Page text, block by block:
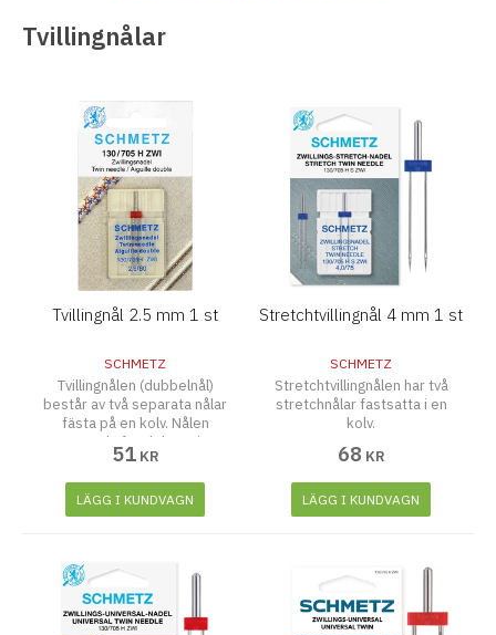
Tvillingnålar
Tvillingnål 2.5 mm 1 st
SCHMETZ
Tvillingnålen (dubbelnål)
består av två separata nålar
fästa på en kolv. Nålen
används för dekorativ
sömnad, kantstickning och
stråveck.
51 KR
LÄGG I KUNDVAGN
Stretchtvillingnål 4 mm 1 st
SCHMETZ
Stretchtvillingnålen har två
stretchnålar fastsatta i en
kolv.
68 KR
LÄGG I KUNDVAGN